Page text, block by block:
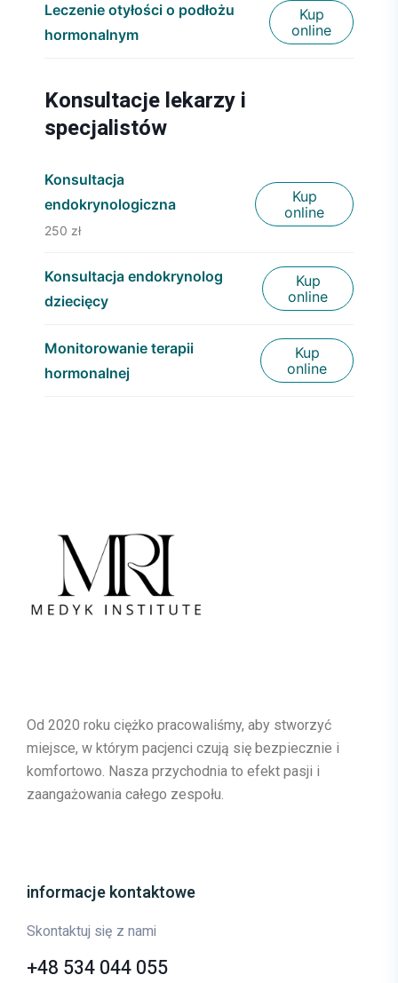
Leczenie otyłości o podłożu
hormonalnym
Kup
online
Konsultacje lekarzy i
specjalistów
Konsultacja
endokrynologiczna
250 zł
Kup
online
Konsultacja endokrynolog
dziecięcy
Kup
online
Monitorowanie terapii
hormonalnej
Kup
online
Od 2020 roku ciężko pracowaliśmy, aby stworzyć
miejsce, w którym pacjenci czują się bezpiecznie i
komfortowo. Nasza przychodnia to efekt pasji i
zaangażowania całego zespołu.
informacje kontaktowe
Skontaktuj się z nami
+48 534 044 055